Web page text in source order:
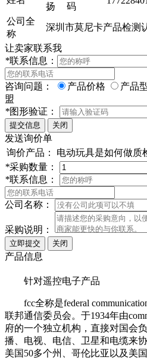
扬
码
公司全
称
深圳市莫尼卡产品检测
让卖家联系我
*联系信息：
咨询问题： 产品价格 产品
盟
*图形验证：
发送询价单
询价产品：
电动玩具是如何做质
*采购数量：
*联系信息：
公司名称：
采购说明：
产品信息
针对遥控电子产品
fcc全称是federal
联邦通信委员会。于1934年由
府的一个独立机构，直接对国会
播、电视、电信、卫星和电缆来
美国50多个州、哥伦比亚以及美